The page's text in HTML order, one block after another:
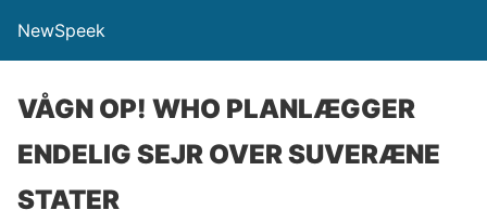
NewSpeek
VÅGN OP! WHO PLANLÆGGER
ENDELIG SEJR OVER SUVERÆNE
STATER